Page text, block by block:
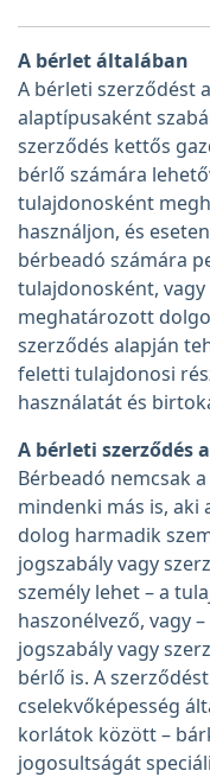
A bérlet általában
A bérleti szerződést
alaptípusaként
szerződés kettős
bérlő számára
tulajdonosként
használjon, és
bérbeadó számára
tulajdonosként,
meghatározott
szerződés alapján
feletti tulajdonosi
használatát és
A bérleti szerződés
Bérbeadó nemcsak
mindenki más is,
dolog harmadik
jogszabály vagy
személy lehet – a
haszonélvező, vagy
jogszabály vagy
bérlő is. A
cselekvőképesség
korlátok között –
jogosultságát